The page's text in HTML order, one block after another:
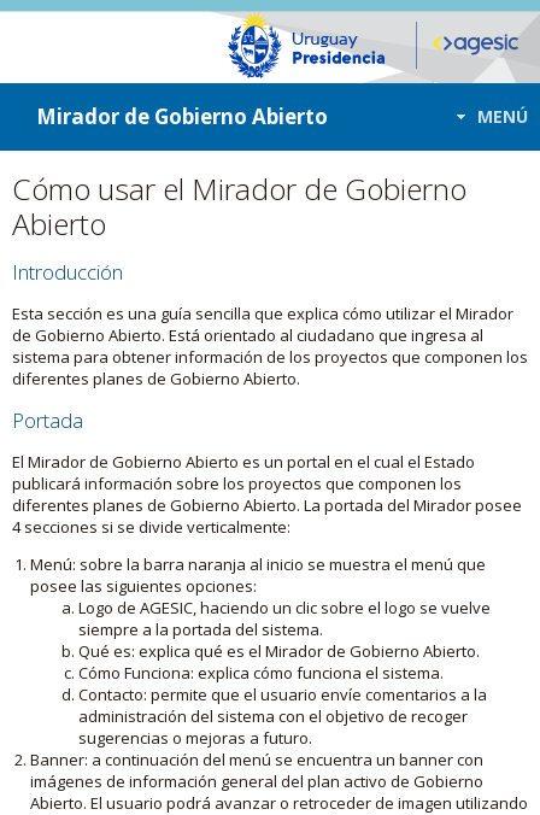
ir a contenido
ir al menú
Mirador de Gobierno Abierto MENÚ
Cómo usar el Mirador de Gobierno
Abierto
Introducción
Esta sección es una guía sencilla que explica cómo utilizar el Mirador
de Gobierno Abierto. Está orientado al ciudadano que ingresa al
sistema para obtener información de los proyectos que componen los
diferentes planes de Gobierno Abierto.
Portada
El Mirador de Gobierno Abierto es un portal en el cual el Estado
publicará información sobre los proyectos que componen los
diferentes planes de Gobierno Abierto. La portada del Mirador posee
4 secciones si se divide verticalmente:
Menú: sobre la barra naranja al inicio se muestra el menú que
posee las siguientes opciones:
Logo de AGESIC, haciendo un clic sobre el logo se vuelve
siempre a la portada del sistema.
Qué es: explica qué es el Mirador de Gobierno Abierto.
Cómo Funciona: explica cómo funciona el sistema.
Contacto: permite que el usuario envíe comentarios a la
administración del sistema con el objetivo de recoger
sugerencias o mejoras a futuro.
Banner: a continuación del menú se encuentra un banner con
imágenes de información general del plan activo de Gobierno
Abierto. El usuario podrá avanzar o retroceder de imagen utilizando